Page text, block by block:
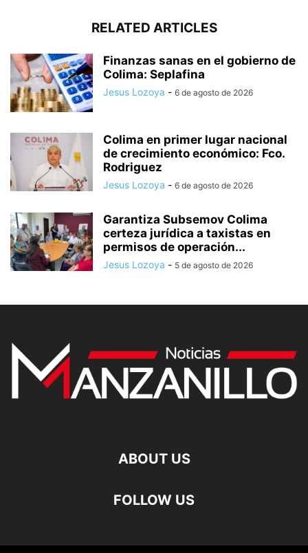
RELATED ARTICLES
Finanzas sanas en el gobierno de
Colima: Seplafina
Jesus Lozoya - 6 de agosto de 2026
Colima en primer lugar nacional
de crecimiento económico: Fco.
Rodriguez
Jesus Lozoya - 6 de agosto de 2026
Garantiza Subsemov Colima
certeza jurídica a taxistas en
permisos de operación...
Jesus Lozoya - 5 de agosto de 2026
ABOUT US
FOLLOW US